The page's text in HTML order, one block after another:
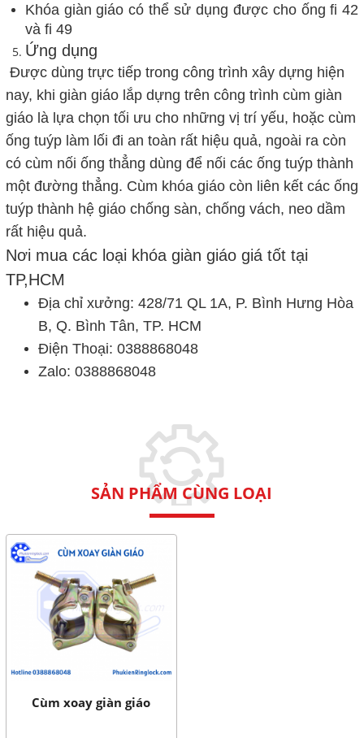
Khóa giàn giáo có thể sử dụng được cho ống fi 42
và fi 49
Ứng dụng
Được dùng trực tiếp trong công trình xây dựng hiện
nay, khi giàn giáo lắp dựng trên công trình cùm giàn
giáo là lựa chọn tối ưu cho những vị trí yếu, hoặc cùm
ống tuýp làm lối đi an toàn rất hiệu quả, ngoài ra còn
có cùm nối ống thẳng dùng để nối các ống tuýp thành
một đường thẳng. Cùm khóa giáo còn liên kết các ống
tuýp thành hệ giáo chống sàn, chống vách, neo dầm
rất hiệu quả.
Nơi mua các loại khóa giàn giáo giá tốt tại
TP,HCM
Địa chỉ xưởng: 428/71 QL 1A, P. Bình Hưng Hòa
B, Q. Bình Tân, TP. HCM
Điện Thoại: 0388868048
Zalo: 0388868048
SẢN PHẨM CÙNG LOẠI
Cùm xoay giàn giáo